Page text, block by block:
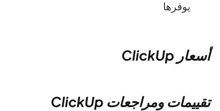
يوفرها
أسعار ClickUp
تقييمات ومراجعات ClickUp